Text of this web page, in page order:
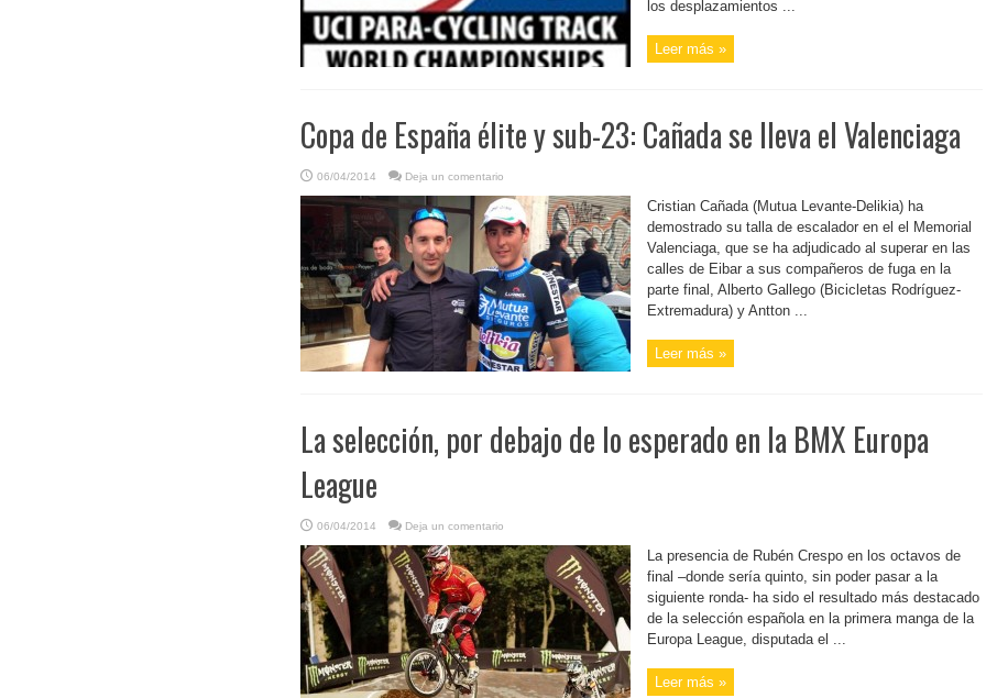
los desplazamientos ...
Leer más »
Copa de España élite y sub-23: Cañada se lleva el Valenciaga
06/04/2014 Deja un comentario
Cristian Cañada (Mutua Levante-Delikia) ha
demostrado su talla de escalador en el el Memorial
Valenciaga, que se ha adjudicado al superar en las
calles de Eibar a sus compañeros de fuga en la
parte final, Alberto Gallego (Bicicletas Rodríguez-
Extremadura) y Antton ...
Leer más »
La selección, por debajo de lo esperado en la BMX Europa
League
06/04/2014 Deja un comentario
La presencia de Rubén Crespo en los octavos de
final –donde sería quinto, sin poder pasar a la
siguiente ronda- ha sido el resultado más destacado
de la selección española en la primera manga de la
Europa League, disputada el ...
Leer más »